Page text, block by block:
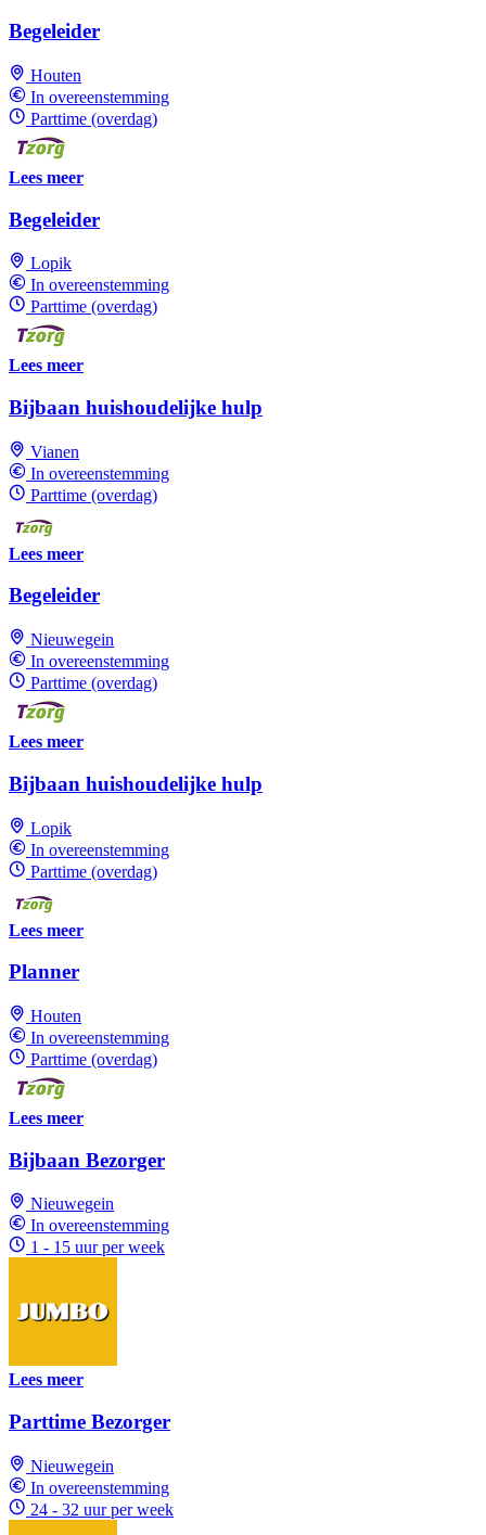
Begeleider
Houten
In overeenstemming
Parttime (overdag)
Lees meer
Begeleider
Lopik
In overeenstemming
Parttime (overdag)
Lees meer
Bijbaan huishoudelijke hulp
Vianen
In overeenstemming
Parttime (overdag)
Lees meer
Begeleider
Nieuwegein
In overeenstemming
Parttime (overdag)
Lees meer
Bijbaan huishoudelijke hulp
Lopik
In overeenstemming
Parttime (overdag)
Lees meer
Planner
Houten
In overeenstemming
Parttime (overdag)
Lees meer
Bijbaan Bezorger
Nieuwegein
In overeenstemming
1 - 15 uur per week
Lees meer
Parttime Bezorger
Nieuwegein
In overeenstemming
24 - 32 uur per week